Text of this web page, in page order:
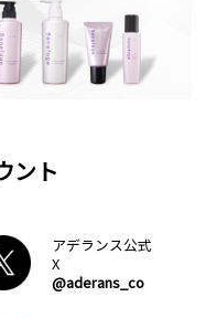
ント
アデランス公式
X
@aderans_co